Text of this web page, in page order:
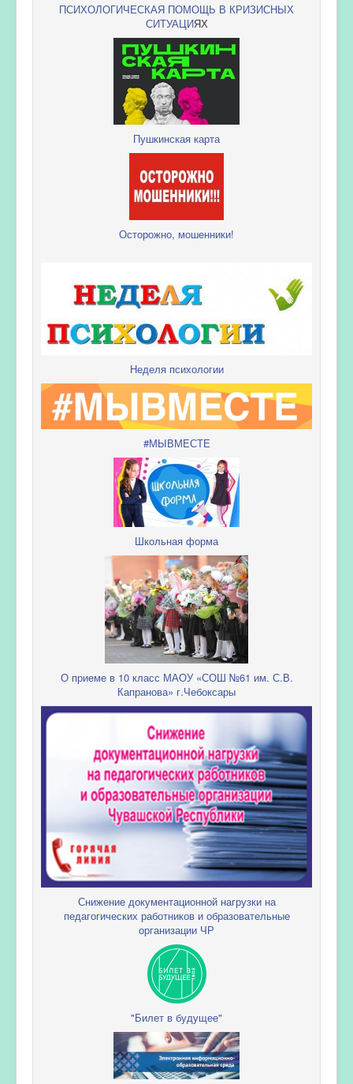
ПСИХОЛОГИЧЕСКАЯ ПОМОЩЬ В КРИЗИСНЫХ
СИТУАЦИЯХ
Пушкинская карта
Осторожно, мошенники!
Неделя психологии
#МЫВМЕСТЕ
Школьная форма
О приеме в 10 класс МАОУ «СОШ №61 им. С.В.
Капранова» г.Чебоксары
Снижение документационной нагрузки на
педагогических работников и образовательные
организации ЧР
"Билет в будущее"